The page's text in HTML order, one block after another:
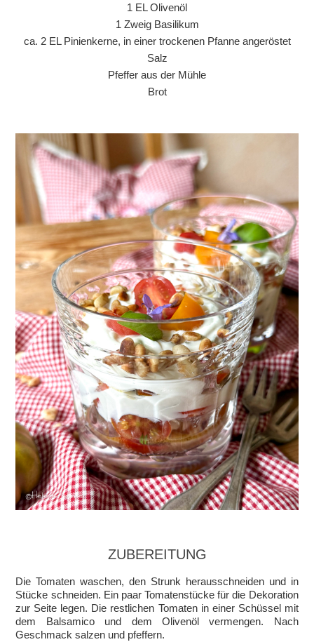
1 EL Olivenöl
1 Zweig Basilikum
ca. 2 EL Pinienkerne, in einer trockenen Pfanne angeröstet
Salz
Pfeffer aus der Mühle
Brot
ZUBEREITUNG
Die Tomaten waschen, den Strunk herausschneiden und in
Stücke schneiden. Ein paar Tomatenstücke für die Dekoration
zur Seite legen. Die restlichen Tomaten in einer Schüssel mit
dem Balsamico und dem Olivenöl vermengen. Nach
Geschmack salzen und pfeffern.